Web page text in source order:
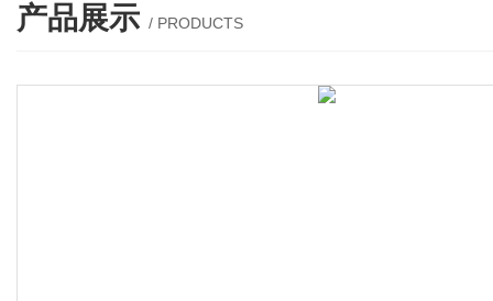
产品展示 / PRODUCTS